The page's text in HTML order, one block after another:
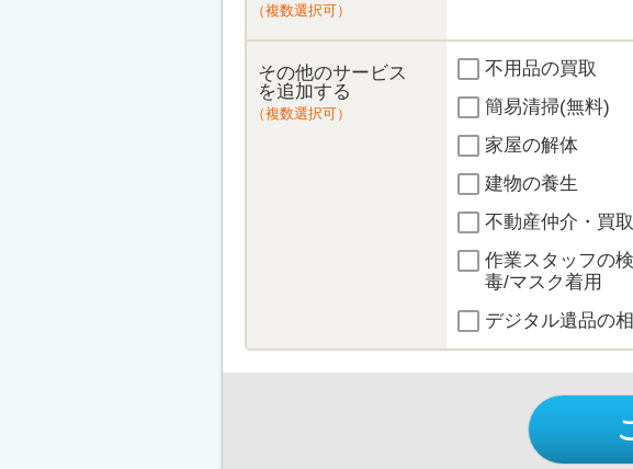
（複数選択可）
その他のサービス
を追加する
（複数選択可）
不用品の買取
簡易清掃(無料)
家屋の解体
建物の養生
不動産仲介・買取
作業スタッフの
毒/マスク着用
デジタル遺品の